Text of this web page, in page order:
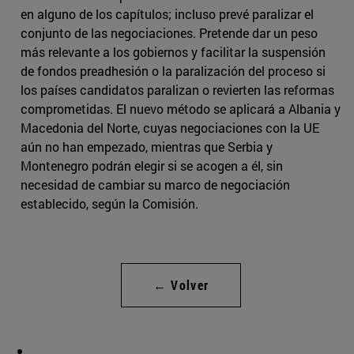
en alguno de los capítulos; incluso prevé paralizar el
conjunto de las negociaciones. Pretende dar un peso
más relevante a los gobiernos y facilitar la suspensión
de fondos preadhesión o la paralización del proceso si
los países candidatos paralizan o revierten las reformas
comprometidas. El nuevo método se aplicará a Albania y
Macedonia del Norte, cuyas negociaciones con la UE
aún no han empezado, mientras que Serbia y
Montenegro podrán elegir si se acogen a él, sin
necesidad de cambiar su marco de negociación
establecido, según la Comisión.
← Volver